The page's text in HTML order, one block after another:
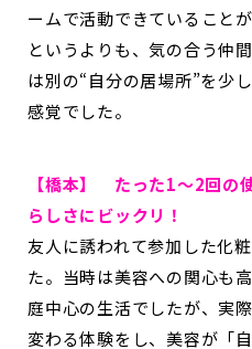
ームで活動できていること
というよりも、気の合う仲
は別の“自分の居場所”を少
感覚でした。
【橋本】 たった1～2回の
らしさにビックリ！
友人に誘われて参加した化
た。当時は美容への関心も
庭中心の生活でしたが、実
変わる体験をし、美容が「